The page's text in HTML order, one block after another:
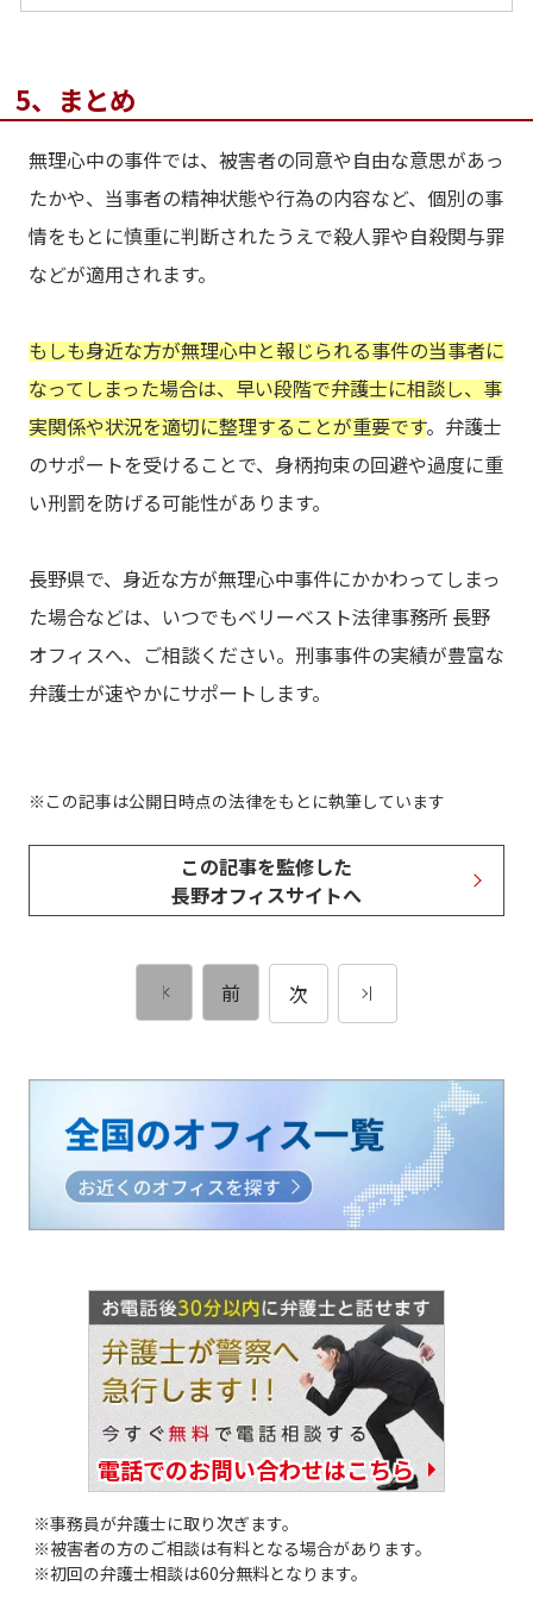
5、まとめ
無理心中の事件では、被害者の同意や自由な意思があっ
たかや、当事者の精神状態や行為の内容など、個別の事
情をもとに慎重に判断されたうえで殺人罪や自殺関与罪
などが適用されます。
もしも身近な方が無理心中と報じられる事件の当事者に
なってしまった場合は、早い段階で弁護士に相談し、事
実関係や状況を適切に整理することが重要です。弁護士
のサポートを受けることで、身柄拘束の回避や過度に重
い刑罰を防げる可能性があります。
長野県で、身近な方が無理心中事件にかかわってしまっ
た場合などは、いつでもベリーベスト法律事務所 長野
オフィスへ、ご相談ください。刑事事件の実績が豊富な
弁護士が速やかにサポートします。
この記事は公開日時点の法律をもとに執筆しています
この記事を監修した
長野オフィスサイトへ
前 次
電話でのお問い合わせはこちら
事務員が弁護士に取り次ぎます。
被害者の方のご相談は有料となる場合があります。
初回の弁護士相談は60分無料となります。